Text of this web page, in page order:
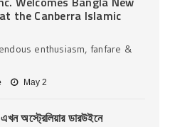
the Canberra Islamic
enthusiasm, fanfare &
May 2
এখন অস্ট্রেলিয়ার ডারউইনে